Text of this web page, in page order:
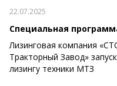
22.07.2025
Специальная
Лизинговая компания
Тракторный Завод»
лизингу техники МТЗ